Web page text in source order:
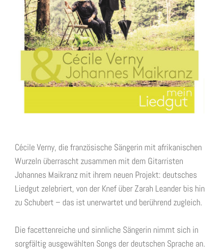
Cécile Verny, die französische Sängerin mit afrikanischen
Wurzeln überrascht zusammen mit dem Gitarristen
Johannes Maikranz mit ihrem neuen Projekt: deutsches
Liedgut zelebriert, von der Knef über Zarah Leander bis hin
zu Schubert – das ist unerwartet und berührend zugleich.
Die facettenreiche und sinnliche Sängerin nimmt sich in
sorgfältig ausgewählten Songs der deutschen Sprache an.